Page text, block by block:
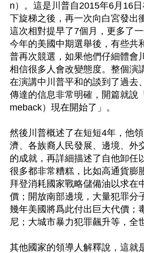
n）。這是川普自2015年6月16
下旋梯之後，再一次向白宮發出
這次相對提早了7個月，更多了
今年的美國中期選舉後，有些共
普再次競選，如果他們仔細體會
相信很多人會改變態度。整個演
在演講中川普平和的談到了過去
傳達的信息非常明確，開篇就說
meback）現在開始了」。
然後川普概述了在短短4年，他
濟、各族裔人民發展、邊境、外
的成就，再詳細描述了自他卸任
很多都非常糟糕，比如高通貨膨
拜登消耗國家戰略儲備油以求在
價；開放南部邊境，大量犯罪分
幾年美國將爲此付出巨大代價；
尼；大城市暴力犯罪飆升等，全
其他國家的領導人解釋說，這就